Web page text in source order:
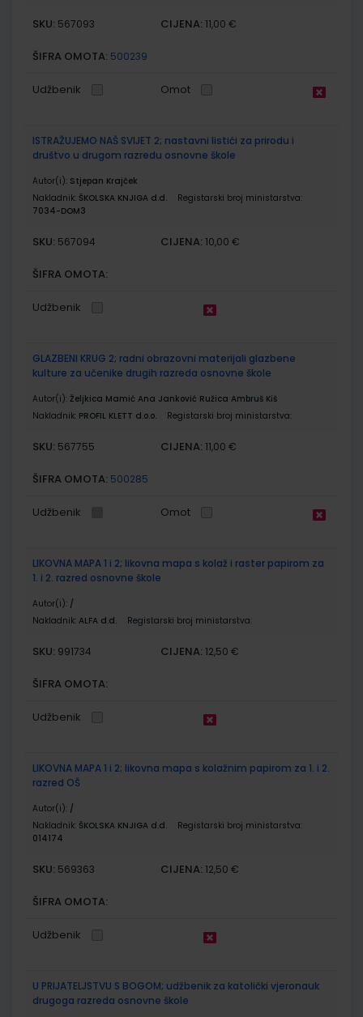
SKU: 567093 CIJENA: 11,00 €
ŠIFRA OMOTA: 500239
Udžbenik Omot
ISTRAŽUJEMO NAŠ SVIJET 2; nastavni listići za prirodu i
društvo u drugom razredu osnovne škole
Autor(i): Stjepan Krajček
Nakladnik: ŠKOLSKA KNJIGA d.d.
Registarski broj ministarstva:
7034-DOM3
SKU: 567094 CIJENA: 10,00 €
ŠIFRA OMOTA:
Udžbenik
GLAZBENI KRUG 2; radni obrazovni materijali glazbene
kulture za učenike drugih razreda osnovne škole
Autor(i): Željkica Mamić Ana Janković Ružica Ambruš Kiš
Nakladnik: PROFIL KLETT d.o.o. Registarski broj ministarstva:
SKU: 567755 CIJENA: 11,00 €
ŠIFRA OMOTA: 500285
Udžbenik Omot
LIKOVNA MAPA 1 i 2; likovna mapa s kolaž i raster papirom za
1. i 2. razred osnovne škole
Autor(i): /
Nakladnik: ALFA d.d. Registarski broj ministarstva:
SKU: 991734 CIJENA: 12,50 €
ŠIFRA OMOTA:
Udžbenik
LIKOVNA MAPA 1 i 2; likovna mapa s kolažnim papirom za 1. i 2.
razred OŠ
Autor(i): /
Nakladnik: ŠKOLSKA KNJIGA d.d.
Registarski broj ministarstva:
014174
SKU: 569363 CIJENA: 12,50 €
ŠIFRA OMOTA:
Udžbenik
U PRIJATELJSTVU S BOGOM; udžbenik za katolički vjeronauk
drugoga razreda osnovne škole